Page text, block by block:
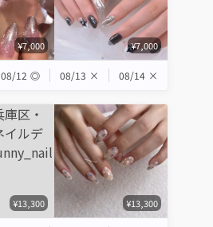
¥7,000 ¥7,000
08/12 ◎ 08/13 × 08/14 ×
¥13,300 ¥13,300